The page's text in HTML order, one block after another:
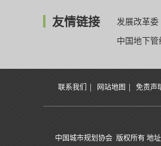
友情链接 发展改革委
中国地下管
联系我们 网站地图 免责声
中国城市规划协会 版权所有 地